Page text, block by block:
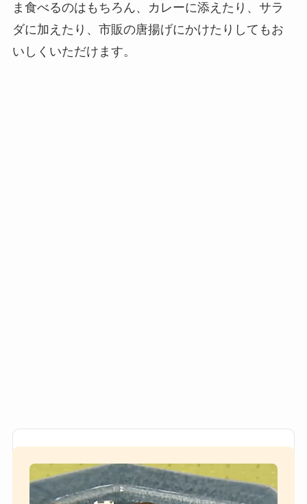
ま食べるのはもちろん、カレーに添えたり、サラ
ダに加えたり、市販の唐揚げにかけたりしてもお
いしくいただけます。